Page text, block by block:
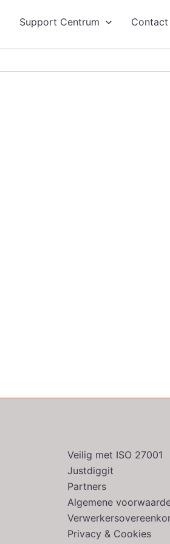
Support Centrum Contact
Veilig met ISO 27001
Justdiggit
Partners
Algemene
Privacy & Cookies